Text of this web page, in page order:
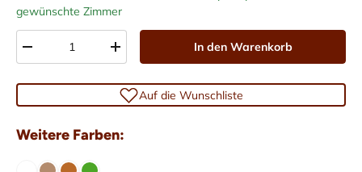
gewünschte Zimmer
-
+ In den Warenkorb
Auf die Wunschliste
Weitere Farben: